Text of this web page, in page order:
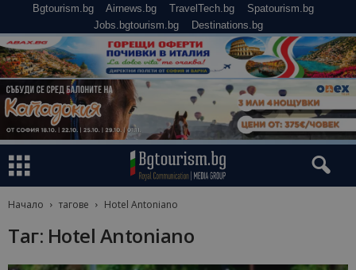
Bgtourism.bg Airnews.bg TravelTech.bg
Spatourism.bg
Jobs.bgtourism.bg
Destinations.bg
Начало тагове Hotel Antoniano
Таг: Hotel Antoniano